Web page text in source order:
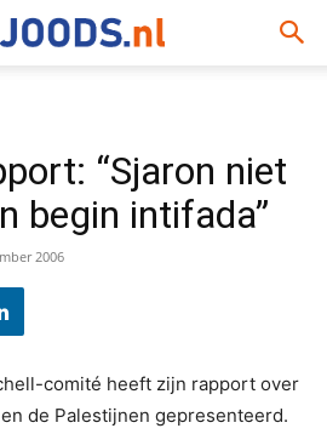
“Sjaron niet
begin intifada”
2006
comité heeft zijn rapport over
de Palestijnen gepresenteerd.